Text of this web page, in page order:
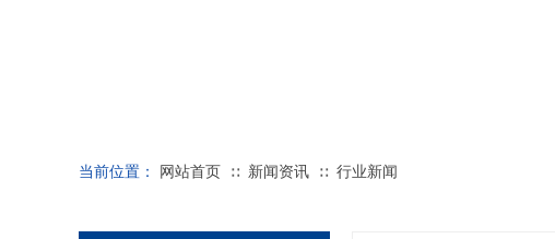
网站首页 ∷ 新闻资讯 ∷ 行业新闻
当前位置：